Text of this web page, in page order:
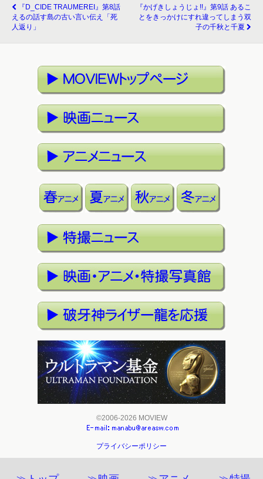
『D_CIDE TRAUMEREI』第8話
えるの話す島の古い言い伝え「死
人返り」
『かげきしょうじょ!!』第9話 あるこ
とをきっかけにすれ違ってしまう双
子の千秋と千夏
©2006-2026 MOVIEW
プライバシーポリシー